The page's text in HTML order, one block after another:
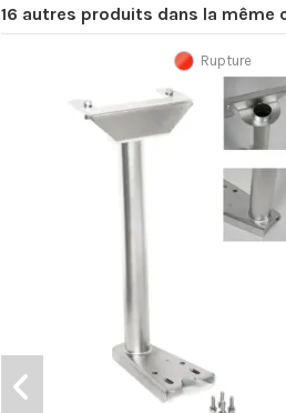
16 autres produits dans la même
Rupture